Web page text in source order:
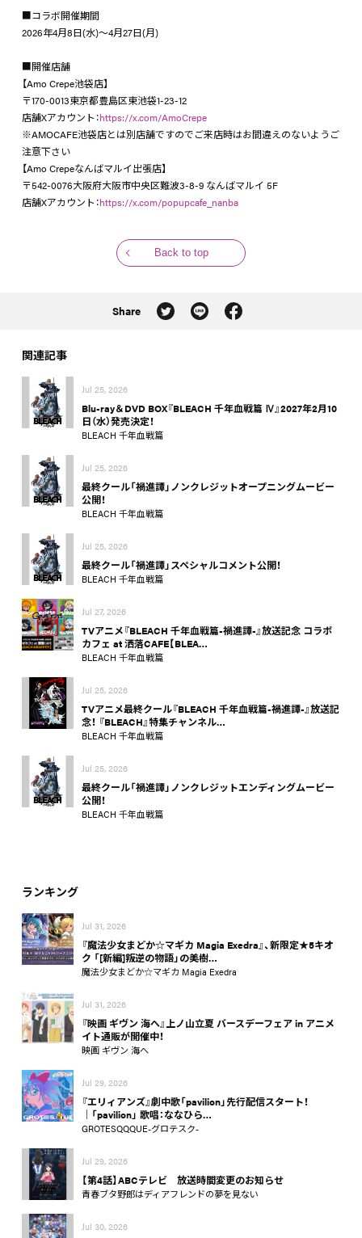
■コラボ開催期間
2026年4月8日(水)〜4月27日(月)
■開催店舗
【Amo Crepe池袋店】
〒170-0013東京都豊島区東池袋1-23-12
店舗Xアカウント：https://x.com/AmoCrepe
※AMOCAFE池袋店とは別店舗ですのでご来店時はお間違えのないようご
注意下さい
【Amo Crepeなんばマルイ出張店】
〒542-0076大阪府大阪市中央区難波3-8-9 なんばマルイ 5F
店舗Xアカウント：https://x.com/popupcafe_nanba
Back to top
Share
関連記事
Jul 25, 2026
Blu-ray＆DVD BOX『BLEACH 千年血戦篇 Ⅳ』2027年2月10
日（水）発売決定！
BLEACH 千年血戦篇
Jul 25, 2026
最終クール「禍進譚」ノンクレジットオープニングムービー
公開！
BLEACH 千年血戦篇
Jul 25, 2026
最終クール「禍進譚」スペシャルコメント公開！
BLEACH 千年血戦篇
Jul 27, 2026
TVアニメ『BLEACH 千年血戦篇-禍進譚-』放送記念 コラボ
カフェ at 洒落CAFE【BLEA…
BLEACH 千年血戦篇
Jul 25, 2026
TVアニメ最終クール『BLEACH 千年血戦篇-禍進譚-』放送記
念！ 『BLEACH』特集チャンネル…
BLEACH 千年血戦篇
Jul 25, 2026
最終クール「禍進譚」ノンクレジットエンディングムービー
公開！
BLEACH 千年血戦篇
ランキング
Jul 31, 2026
『魔法少女まどか☆マギカ Magia Exedra』、新限定★5キオ
ク 「[新編]叛逆の物語」の美樹…
魔法少女まどか☆マギカ Magia Exedra
Jul 31, 2026
『映画 ギヴン 海へ』上ノ山立夏 バースデーフェア in アニメ
イト通販が開催中！
映画 ギヴン 海へ
Jul 29, 2026
『エリィアンズ』劇中歌「pavilion」先行配信スタート！
│「pavilion」 歌唱：ななひら…
GROTESQQQUE-グロテスク-
Jul 29, 2026
【第4話】ABCテレビ 放送時間変更のお知らせ
青春ブタ野郎はディアフレンドの夢を見ない
Jul 30, 2026